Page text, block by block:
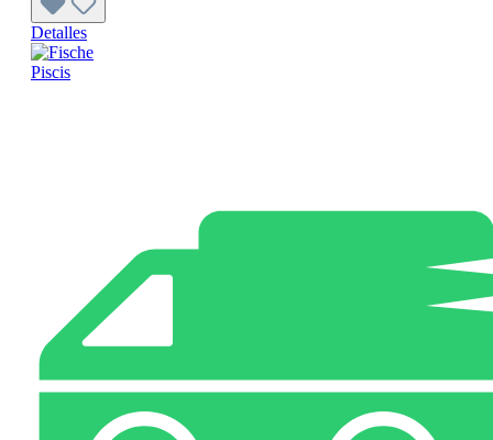
Detalles
Piscis